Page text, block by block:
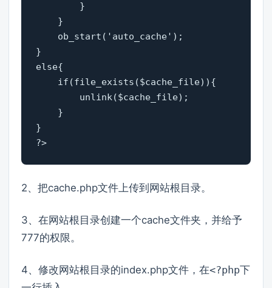
        }
    }
ob_start('auto_cache');
}
else{
if(file_exists($cache_file)){
unlink($cache_file);
    }
}
?>
2、把cache.php文件上传到网站根目录。
3、在网站根目录创建一个cache文件夹，并给予
777的权限。
4、修改网站根目录的index.php文件，在<?php下